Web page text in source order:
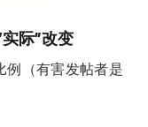
际”改变
例（有害发帖者是